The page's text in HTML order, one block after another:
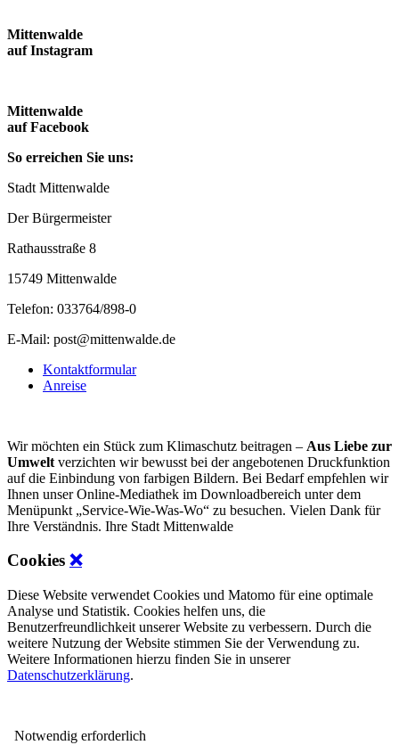
Mittenwalde
auf Instagram
Mittenwalde
auf Facebook
So erreichen Sie uns:
Stadt Mittenwalde
Der Bürgermeister
Rathausstraße 8
15749 Mittenwalde
Telefon: 033764/898-0
E-Mail: post@mittenwalde.de
Kontaktformular
Anreise
Wir möchten ein Stück zum Klimaschutz beitragen – Aus Liebe zur
Umwelt verzichten wir bewusst bei der angebotenen Druckfunktion
auf die Einbindung von farbigen Bildern. Bei Bedarf empfehlen wir
Ihnen unser Online-Mediathek im Downloadbereich unter dem
Menüpunkt „Service-Wie-Was-Wo“ zu besuchen. Vielen Dank für
Ihre Verständnis. Ihre Stadt Mittenwalde
Cookies ❌
Diese Website verwendet Cookies und Matomo für eine optimale
Analyse und Statistik. Cookies helfen uns, die
Benutzerfreundlichkeit unserer Website zu verbessern. Durch die
weitere Nutzung der Website stimmen Sie der Verwendung zu.
Weitere Informationen hierzu finden Sie in unserer
Datenschutzerklärung.
Notwendig erforderlich